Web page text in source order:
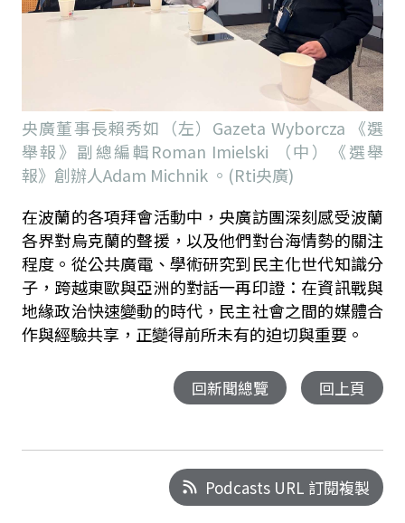
央廣董事長賴秀如（左）Gazeta Wyborcza 《選
舉報》副總編輯Roman Imielski （中）《選舉
報》創辦人Adam Michnik 。(Rti央廣)
在波蘭的各項拜會活動中，央廣訪團深刻感受波蘭
各界對烏克蘭的聲援，以及他們對台海情勢的關注
程度。從公共廣電、學術研究到民主化世代知識分
子，跨越東歐與亞洲的對話一再印證：在資訊戰與
地緣政治快速變動的時代，民主社會之間的媒體合
作與經驗共享，正變得前所未有的迫切與重要。
回新聞總覽 回上頁
Podcasts URL 訂閱複製